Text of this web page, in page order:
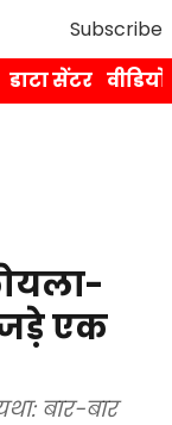
Subscribe
डाटा सेंटर वीडियो
एक
बार-बार